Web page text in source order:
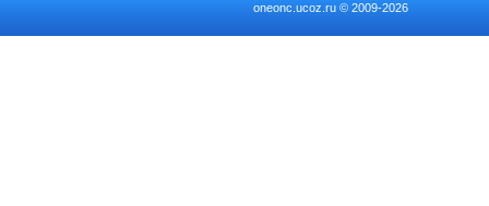
oneonc.ucoz.ru © 2009-2026